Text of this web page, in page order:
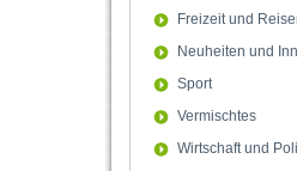
Freizeit und
Neuheiten und
Sport
Vermischtes
Wirtschaft und